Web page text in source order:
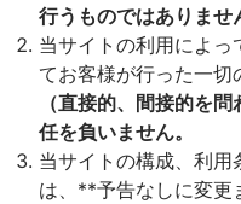
行うものではありませ
当サイトの利用によ
てお客様が行った一切
（直接的、間接的を
任を負いません。
当サイトの構成、利
は、**予告なしに変更